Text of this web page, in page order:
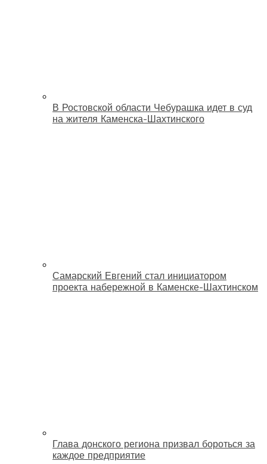
В Ростовской области Чебурашка идет в суд
на жителя Каменска-Шахтинского
Самарский Евгений стал инициатором
проекта набережной в Каменске-Шахтинском
Глава донского региона призвал бороться за
каждое предприятие